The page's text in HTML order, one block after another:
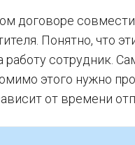
договоре
Понятно, что
работу сотрудник.
этого нужно
от времени